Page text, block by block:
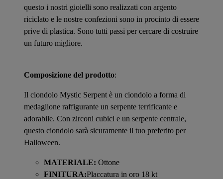
questo i nostri gioielli sono realizzati con argento
riciclato e le nostre confezioni sono in procinto di essere
prive di plastica. Sono tutti passi per cercare di costruire
un futuro migliore.
Composizione del prodotto:
Il ciondolo Mystic Serpent è un ciondolo a forma di
medaglione raffigurante un serpente terrificante e
adorabile. Con zirconi cubici e un serpente centrale,
questo ciondolo sarà sicuramente il tuo preferito per
Halloween.
MATERIALE: Ottone
FINITURA:Placcatura in oro 18 kt